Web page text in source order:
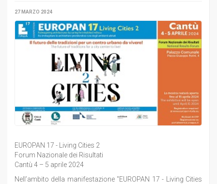
27 MARZO 2024
EUROPAN 17 - Living Cities 2
Forum Nazionale dei Risultati
Cantù 4 – 5 aprile 2024
Nell’ambito della manifestazione "EUROPAN 17 - Living Cities